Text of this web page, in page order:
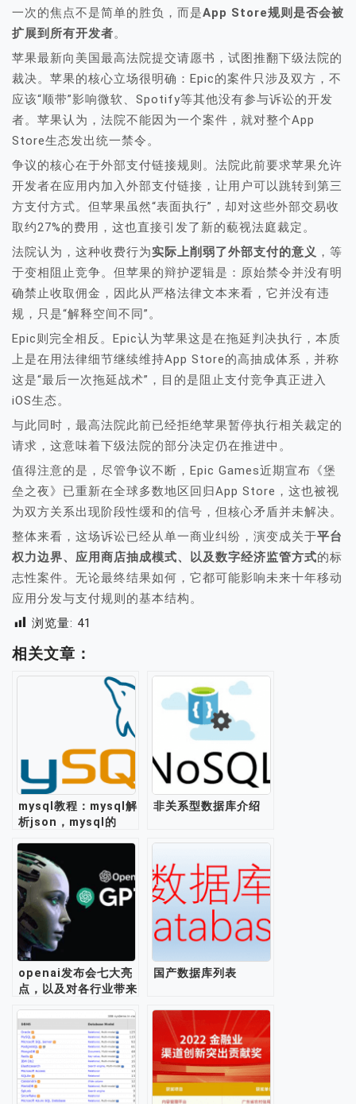
一次的焦点不是简单的胜负，而是App Store规则是否会被
扩展到所有开发者。
苹果最新向美国最高法院提交请愿书，试图推翻下级法院的
裁决。苹果的核心立场很明确：Epic的案件只涉及双方，不
应该“顺带”影响微软、Spotify等其他没有参与诉讼的开发
者。苹果认为，法院不能因为一个案件，就对整个App
Store生态发出统一禁令。
争议的核心在于外部支付链接规则。法院此前要求苹果允许
开发者在应用内加入外部支付链接，让用户可以跳转到第三
方支付方式。但苹果虽然“表面执行”，却对这些外部交易收
取约27%的费用，这也直接引发了新的藐视法庭裁定。
法院认为，这种收费行为实际上削弱了外部支付的意义 ，等
于变相阻止竞争。但苹果的辩护逻辑是：原始禁令并没有明
确禁止收取佣金，因此从严格法律文本来看，它并没有违
规，只是“解释空间不同”。
Epic则完全相反。Epic认为苹果这是在拖延判决执行，本质
上是在用法律细节继续维持App Store的高抽成体系，并称
这是“最后一次拖延战术”，目的是阻止支付竞争真正进入
iOS生态。
与此同时，最高法院此前已经拒绝苹果暂停执行相关裁定的
请求，这意味着下级法院的部分决定仍在推进中。
值得注意的是，尽管争议不断，Epic Games近期宣布《堡
垒之夜》已重新在全球多数地区回归App Store，这也被视
为双方关系出现阶段性缓和的信号，但核心矛盾并未解决。
整体来看，这场诉讼已经从单一商业纠纷，演变成关于平台
权力边界、应用商店抽成模式、以及数字经济监管方式的标
志性案件。无论最终结果如何，它都可能影响未来十年移动
应用分发与支付规则的基本结构。
浏览量: 41
相关文章：
mysql教程：mysql解
析json，mysql的
理json数据
非关系型数据库介绍
openai发布会七大亮
点，以及对各行业带来
国产数据库列表